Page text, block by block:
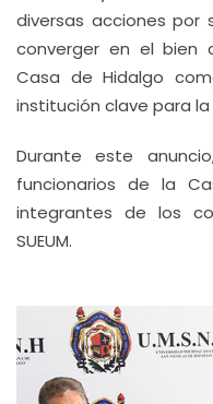
diversas acciones por
converger en el bien
Casa de Hidalgo
institución clave para
Durante este
funcionarios de la
integrantes de los
SUEUM.